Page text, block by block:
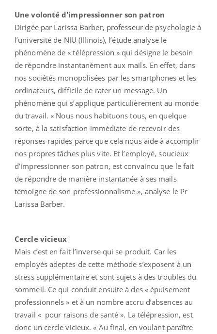
Une volonté d'impressionner son patron
Dirigée par Larissa Barber, professeur de psychologie à
l’université de NIU (Illinois), l’étude analyse le
phénomène de « télépression » qui désigne le besoin
de répondre instantanément aux mails. En effet, dans
nos sociétés monopolisées par les smartphones et les
ordinateurs, difficile de rater un message. Un
phénomène qui s’applique particulièrement au monde
du travail. « Nous nous habituons tous, en quelque
sorte, à la satisfaction immédiate de recevoir des
réponses rapides parce que cela nous aide à accomplir
nos propres tâches plus vite. Et l’employé, soucieux
d’impressionner son patron, est convaincu que le fait
de répondre de manière instantanée à ses mails
témoigne de son professionnalisme », analyse le Pr
Larissa Barber.
Cercle vicieux
Mais c’est en fait l’inverse qui se produit. Car les
employés adeptes de cette méthode s’exposent à un
stress supplémentaire et sont sujets à des troubles du
sommeil. Ce qui conduit ensuite à des « épuisement
professionnels » et à un nombre accru d’absences au
travail « pour raisons de santé ». La télépression, est
donc un cercle vicieux. « Au final, en voulant paraître